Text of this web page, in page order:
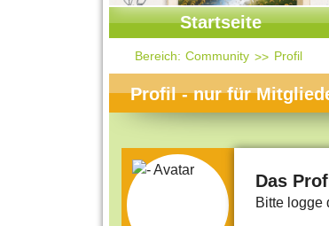
Startseite
Startseite
Kontakt
Themen-Specials
Häufig gesucht
Beliebte Artikel
Bereich: Community Profil
Profil - nur für
Das
Bitte logge